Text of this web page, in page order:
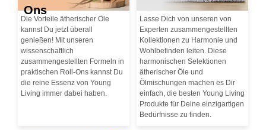
Ons
Die Vorteile ätherischer Öle
kannst Du jetzt überall
genießen! Mit unseren
wissenschaftlich
zusammengestellten Formeln in
praktischen Roll-Ons kannst Du
die reine Essenz von Young
Living immer dabei haben.
Lasse Dich von unseren von
Experten zusammengestellten
Kollektionen zu Harmonie und
Wohlbefinden leiten. Diese
harmonischen Selektionen
ätherischer Öle und
Ölmischungen machen es Dir
einfach, die besten Young Living
Produkte für Deine einzigartigen
Bedürfnisse zu finden.